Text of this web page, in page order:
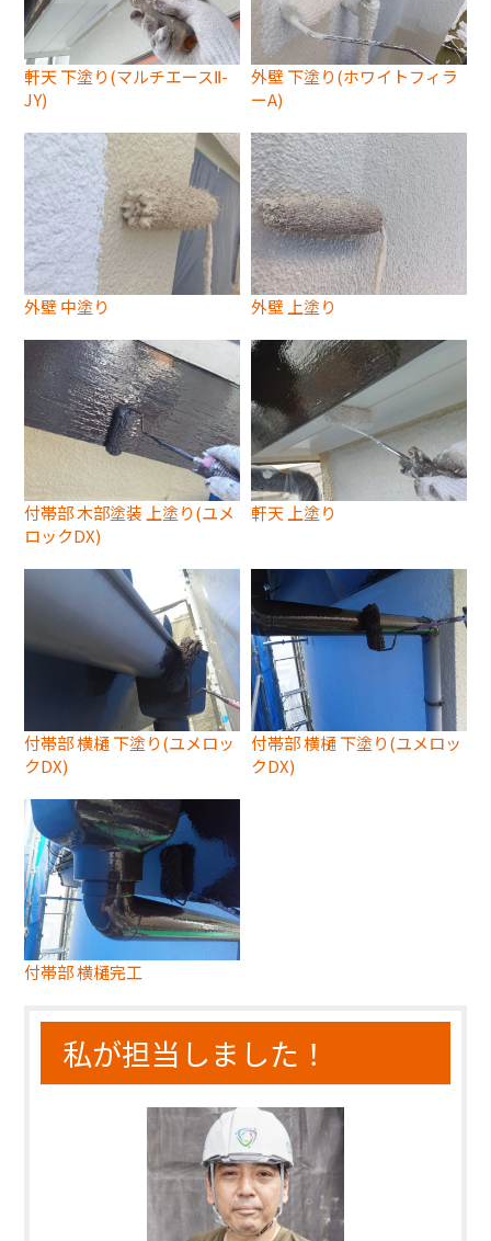
軒天 下塗り(マルチエースⅡ-
JY)
外壁 下塗り(ホワイトフィラ
ーA)
外壁 中塗り 外壁 上塗り
付帯部 木部塗装 上塗り(ユメ
ロックDX)
軒天 上塗り
付帯部 横樋 下塗り(ユメロッ
クDX)
付帯部 横樋 下塗り(ユメロッ
クDX)
付帯部 横樋完工
私が担当しました！